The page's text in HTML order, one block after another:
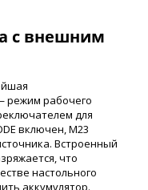
с внешним
режим рабочего
для
включен, M23
Встроенный
что
настольного
аккумулятор.